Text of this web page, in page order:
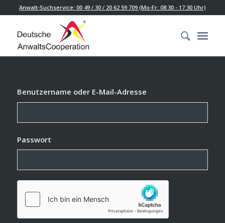
Anwalt-Suchservice: 00 49 / 30 / 20 62 59 709 (Mo-Fr: 08:30 - 17:30 Uhr)
Benutzername oder E-Mail-Adresse
Passwort